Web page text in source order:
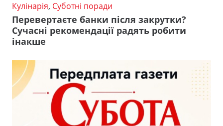
Кулінарія, Суботні поради
Перевертаєте банки після закрутки?
Сучасні рекомендації радять робити
інакше